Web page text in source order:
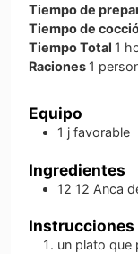
Tiempo de
Tiempo de
Tiempo Total 1
Raciones 1
Equipo
1 j favorable
Ingredientes
12 12 Anca
Instrucciones
un plato que